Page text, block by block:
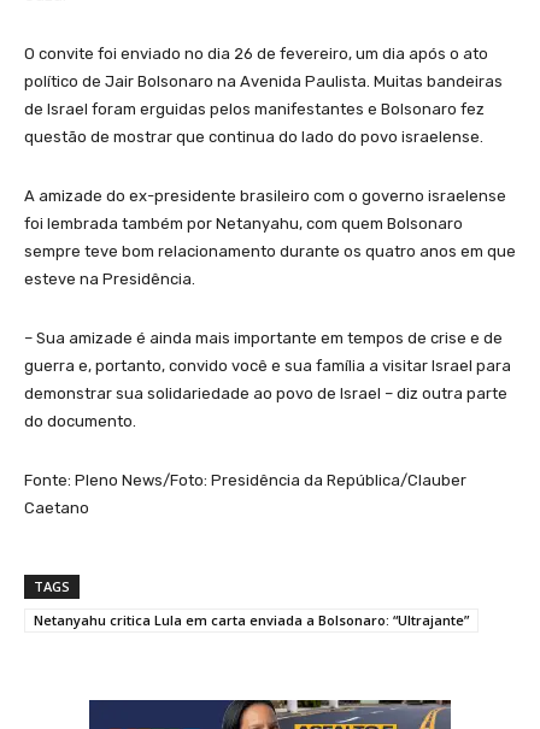
O convite foi enviado no dia 26 de fevereiro, um dia após o ato
político de Jair Bolsonaro na Avenida Paulista. Muitas bandeiras
de Israel foram erguidas pelos manifestantes e Bolsonaro fez
questão de mostrar que continua do lado do povo israelense.
A amizade do ex-presidente brasileiro com o governo israelense
foi lembrada também por Netanyahu, com quem Bolsonaro
sempre teve bom relacionamento durante os quatro anos em que
esteve na Presidência.
– Sua amizade é ainda mais importante em tempos de crise e de
guerra e, portanto, convido você e sua família a visitar Israel para
demonstrar sua solidariedade ao povo de Israel – diz outra parte
do documento.
Fonte: Pleno News/Foto: Presidência da República/Clauber
Caetano
TAGS
Netanyahu critica Lula em carta enviada a Bolsonaro: “Ultrajante”